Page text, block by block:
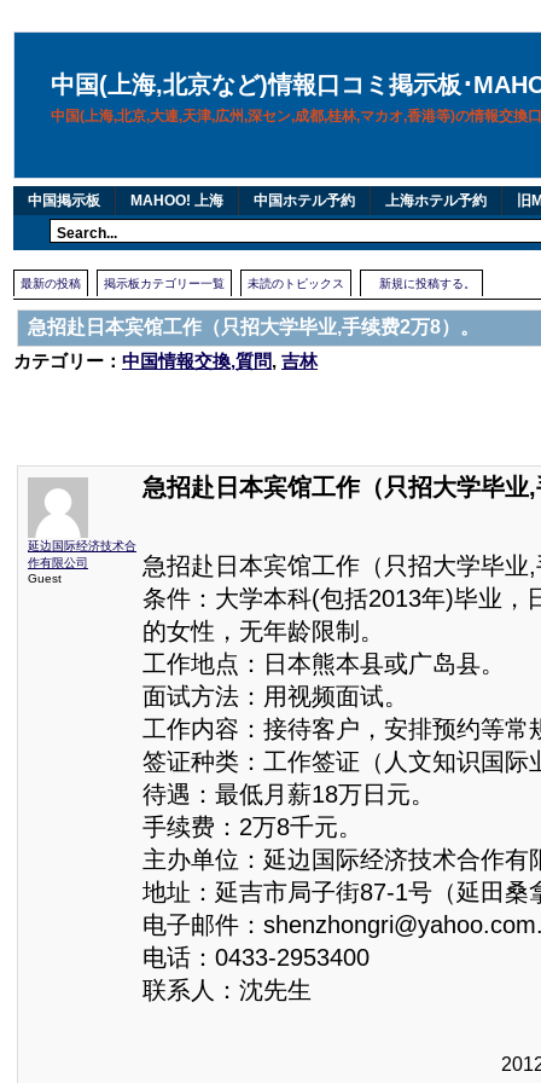
中国(上海,北京など)情報口コミ掲示板･
中国(上海,北京,大連,天津,広州,深セン,成都,桂林,マカオ,香港等)の情報交換
中国掲示板 MAHOO! 上海 中国ホテル予約 上海ホテル予約 旧
最新の投稿 掲示板カテゴリー一覧 未読のトピックス 新規に投稿する。
急招赴日本宾馆工作（只招大学毕业,手续费2万8）。
カテゴリー： 中国情報交換,質問, 吉林
延边国际经济技术合
作有限公司
Guest
急招赴日本宾馆工作（只招大学毕业
急招赴日本宾馆工作（只招大学毕业
条件：大学本科(包括2013年)毕业，
的女性，无年龄限制。
工作地点：日本熊本县或广岛县。
面试方法：用视频面试。
工作内容：接待客户，安排预约等常
签证种类：工作签证（人文知识国际
待遇：最低月薪18万日元。
手续费：2万8千元。
主办单位：延边国际经济技术合作有
地址：延吉市局子街87-1号（延田桑
电子邮件：
电话：0433-2953400
联系人：沈先生